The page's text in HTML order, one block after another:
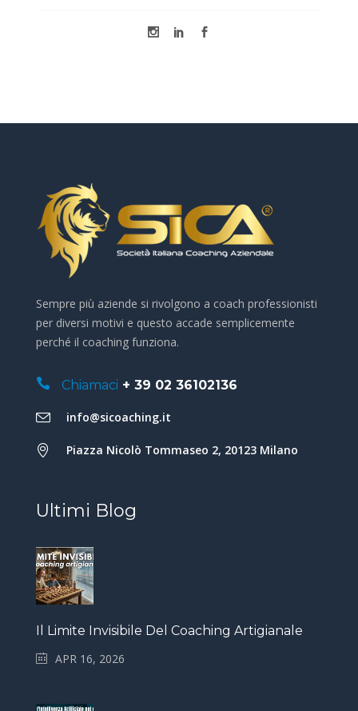
Sempre più aziende si rivolgono a coach professionisti
per diversi motivi e questo accade semplicemente
perché il coaching funziona.
Chiamaci + 39 02 36102136
info@sicoaching.it
Piazza Nicolò Tommaseo 2, 20123 Milano
Ultimi Blog
Il Limite Invisibile Del Coaching Artigianale
APR 16, 2026